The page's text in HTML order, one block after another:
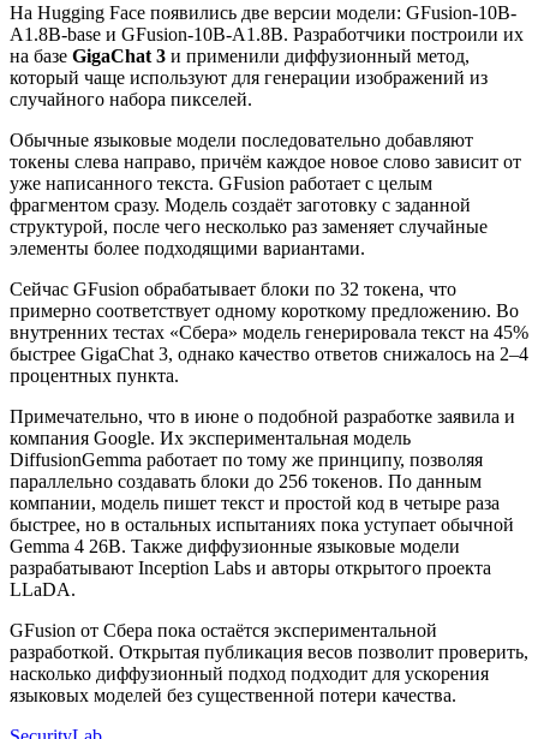
На Hugging Face появились две версии модели: GFusion-10B-
A1.8B-base и GFusion-10B-A1.8B. Разработчики построили их
на базе GigaChat 3 и применили диффузионный метод,
который чаще используют для генерации изображений из
случайного набора пикселей.
Обычные языковые модели последовательно добавляют
токены слева направо, причём каждое новое слово зависит от
уже написанного текста. GFusion работает с целым
фрагментом сразу. Модель создаёт заготовку с заданной
структурой, после чего несколько раз заменяет случайные
элементы более подходящими вариантами.
Сейчас GFusion обрабатывает блоки по 32 токена, что
примерно соответствует одному короткому предложению. Во
внутренних тестах «Сбера» модель генерировала текст на 45%
быстрее GigaChat 3, однако качество ответов снижалось на 2–4
процентных пункта.
Примечательно, что в июне о подобной разработке заявила и
компания Google. Их экспериментальная модель
DiffusionGemma работает по тому же принципу, позволяя
параллельно создавать блоки до 256 токенов. По данным
компании, модель пишет текст и простой код в четыре раза
быстрее, но в остальных испытаниях пока уступает обычной
Gemma 4 26B. Также диффузионные языковые модели
разрабатывают Inception Labs и авторы открытого проекта
LLaDA.
GFusion от Сбера пока остаётся экспериментальной
разработкой. Открытая публикация весов позволит проверить,
насколько диффузионный подход подходит для ускорения
языковых моделей без существенной потери качества.